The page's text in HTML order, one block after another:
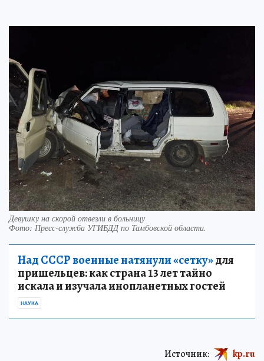
Девушку на скорой отвезли в больницу
Фото: Пресс-служба УГИБДД по Тамбовской области.
Над СССР военные натянули «сетку»для
пришельцев: как страна 13 лет тайно
искала и изучала инопланетных гостей
НАУКА
Источник: kp.ru